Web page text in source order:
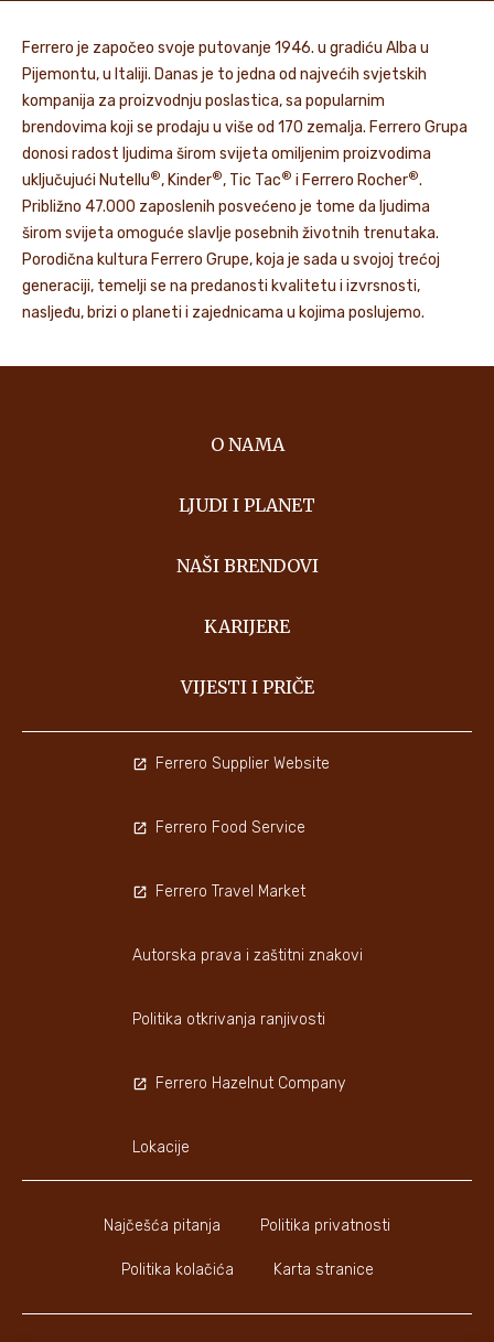
Ferrero je započeo svoje putovanje 1946. u gradiću Alba u
Pijemontu, u Italiji. Danas je to jedna od najvećih svjetskih
kompanija za proizvodnju poslastica, sa popularnim
brendovima koji se prodaju u više od 170 zemalja. Ferrero Grupa
donosi radost ljudima širom svijeta omiljenim proizvodima
uključujući Nutellu®, Kinder®, Tic Tac® i Ferrero Rocher®.
Približno 47.000 zaposlenih posvećeno je tome da ljudima
širom svijeta omoguće slavlje posebnih životnih trenutaka.
Porodična kultura Ferrero Grupe, koja je sada u svojoj trećoj
generaciji, temelji se na predanosti kvalitetu i izvrsnosti,
nasljeđu, brizi o planeti i zajednicama u kojima poslujemo.
O NAMA
LJUDI I PLANET
NAŠI BRENDOVI
KARIJERE
VIJESTI I PRIČE
Najčešća pitanja Politika privatnosti
Politika kolačića Karta stranice
Ferrero Supplier Website
Ferrero Food Service
Ferrero Travel Market
Autorska prava i zaštitni znakovi
Politika otkrivanja ranjivosti
Ferrero Hazelnut Company
Lokacije